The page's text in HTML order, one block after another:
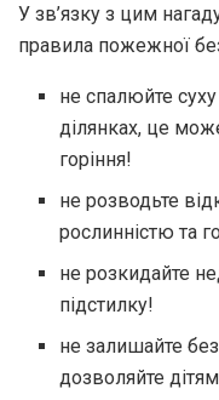
У зв’язку з цим
правила пожежної
не спалюйте
ділянках, це
горіння!
не розводьте
рослинністю та
не розкидайте
підстилку!
не залишайте без
дозволяйте